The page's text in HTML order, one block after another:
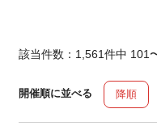
該当件数：1,561件中 101
開催順に並べる 降順